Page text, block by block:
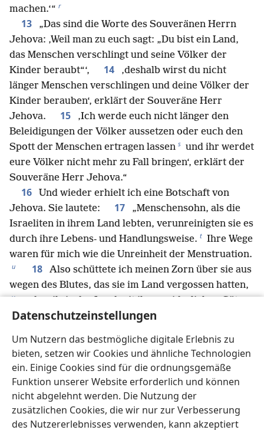
Datenschutzeinstellungen
Um Nutzern das bestmögliche digitale Erlebnis zu
bieten, setzen wir Cookies und ähnliche Technologien
ein. Einige Cookies sind für die ordnungsgemäße
Funktion unserer Website erforderlich und können
nicht abgelehnt werden. Die Nutzung der
zusätzlichen Cookies, die wir nur zur Verbesserung
des Nutzererlebnisses verwenden, kann akzeptiert
machen.‘“ r
13
„Das sind die Worte des Souveränen Herrn
Jehova: ‚Weil man zu euch sagt: „Du bist ein Land,
das Menschen verschlingt und seine Völker der
Kinder beraubt“‘,
14
‚deshalb wirst du nicht
länger Menschen verschlingen und deine Völker der
Kinder berauben‘, erklärt der Souveräne Herr
Jehova.
15
‚Ich werde euch nicht länger den
Beleidigungen der Völker aussetzen oder euch den
Spott der Menschen ertragen lassen s und ihr werdet
eure Völker nicht mehr zu Fall bringen‘, erklärt der
Souveräne Herr Jehova.“
16
Und wieder erhielt ich eine Botschaft von
Jehova. Sie lautete:
17
„Menschensohn, als die
Israeliten in ihrem Land lebten, verunreinigten sie es
durch ihre Lebens- und Handlungsweise. t Ihre Wege
waren für mich wie die Unreinheit der Menstruation.
u 18
Also schüttete ich meinen Zorn über sie aus
wegen des Blutes, das sie im Land vergossen hatten,
v und weil sie das Land mit ihren widerlichen Götzen
* verunreinigten. w 19 Ich zerstreute sie unter
sprach über sie das Urteil, das sie für ihre Lebens-
und Handlungsweise verdienten.
20
Doch als sie
zu diesen Völkern kamen, entweihte man meinen
heiligen Namen,
als man über sie sagte: ‚Sie sind
das Volk Jehovas, mussten aber sein Land
verlassen.‘ 21 Ich werde zeigen, dass mir etwas